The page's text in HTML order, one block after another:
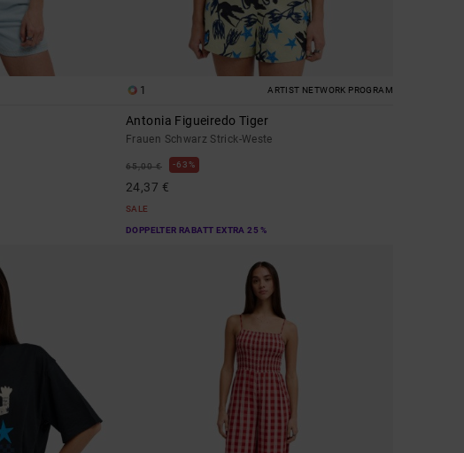
1 ARTIST NETWORK PROGRAM
Antonia Figueiredo Tiger
Frauen Schwarz Strick-Weste
65,00 € 63%
24,37 €
SALE
DOPPELTER RABATT EXTRA 25 %